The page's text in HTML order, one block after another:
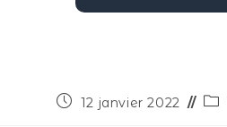
12 janvier 2022